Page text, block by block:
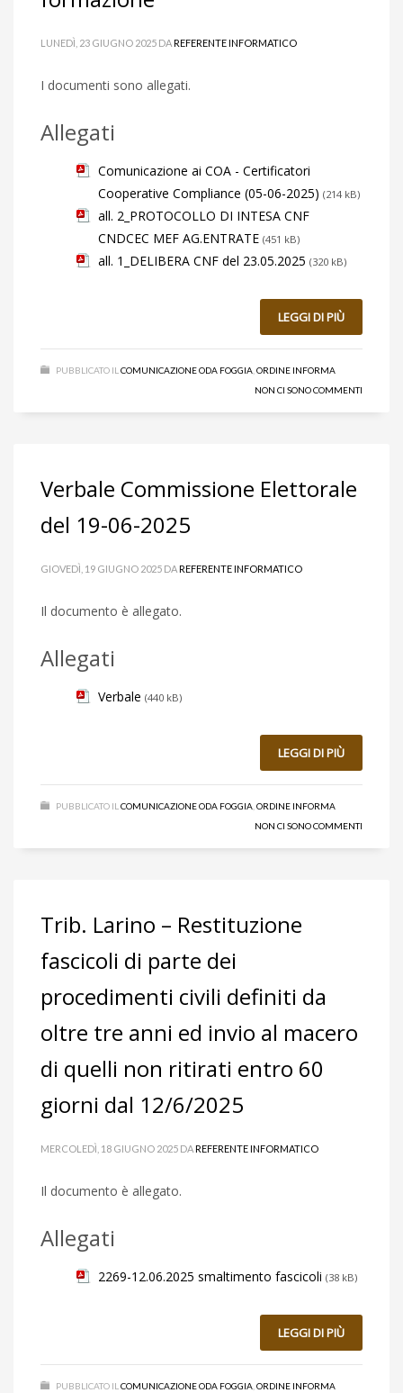
LUNEDÌ, 23 GIUGNO 2025 DAREFERENTE INFORMATICO
I documenti sono allegati.
Allegati
Comunicazione ai COA - Certificatori
Cooperative Compliance (05-06-2025) (214 kB)
all. 2_PROTOCOLLO DI INTESA CNF
CNDCEC MEF AG.ENTRATE (451 kB)
all. 1_DELIBERA CNF del 23.05.2025 (320 kB)
LEGGI DI PIÙ
PUBBLICATO IL COMUNICAZIONE ODA FOGGIA ORDINE INFORMA
NON CI SONO COMMENTI
Verbale Commissione Elettorale
del 19-06-2025
GIOVEDÌ, 19 GIUGNO 2025 DAREFERENTE INFORMATICO
Il documento è allegato.
Allegati
Verbale (440 kB)
LEGGI DI PIÙ
PUBBLICATO IL COMUNICAZIONE ODA FOGGIA ORDINE INFORMA
NON CI SONO COMMENTI
Trib. Larino – Restituzione
fascicoli di parte dei
procedimenti civili definiti da
oltre tre anni ed invio al macero
di quelli non ritirati entro 60
giorni dal 12/6/2025
MERCOLEDÌ, 18 GIUGNO 2025 DAREFERENTE INFORMATICO
Il documento è allegato.
Allegati
2269-12.06.2025 smaltimento fascicoli (38 kB)
LEGGI DI PIÙ
PUBBLICATO IL COMUNICAZIONE ODA FOGGIA ORDINE INFORMA